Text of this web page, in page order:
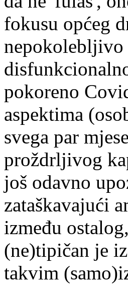
fokusu općeg
nepokolebljivo
pokoreno
aspektima
svega par
proždrljivog
još odavno
zataškavajući
između
(ne)tipičan je
takvim